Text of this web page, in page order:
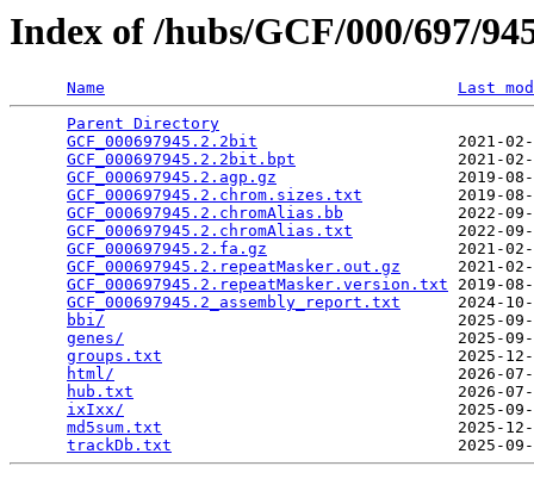
Index of /hubs/GCF/000/697/
Name
Last
Parent Directory
GCF_000697945.2.2bit
2021-
GCF_000697945.2.2bit.bpt
2021-
GCF_000697945.2.agp.gz
2019-
GCF_000697945.2.chrom.sizes.txt
2019-
GCF_000697945.2.chromAlias.bb
2022-
GCF_000697945.2.chromAlias.txt
2022-
GCF_000697945.2.fa.gz
2021-
GCF_000697945.2.repeatMasker.out.gz
2021-
GCF_000697945.2.repeatMasker.version.txt 2019-
GCF_000697945.2_assembly_report.txt
2024-
bbi/
2025-
genes/
2025-
groups.txt
2025-
html/
2026-
hub.txt
2026-
ixIxx/
2025-
md5sum.txt
2025-
trackDb.txt